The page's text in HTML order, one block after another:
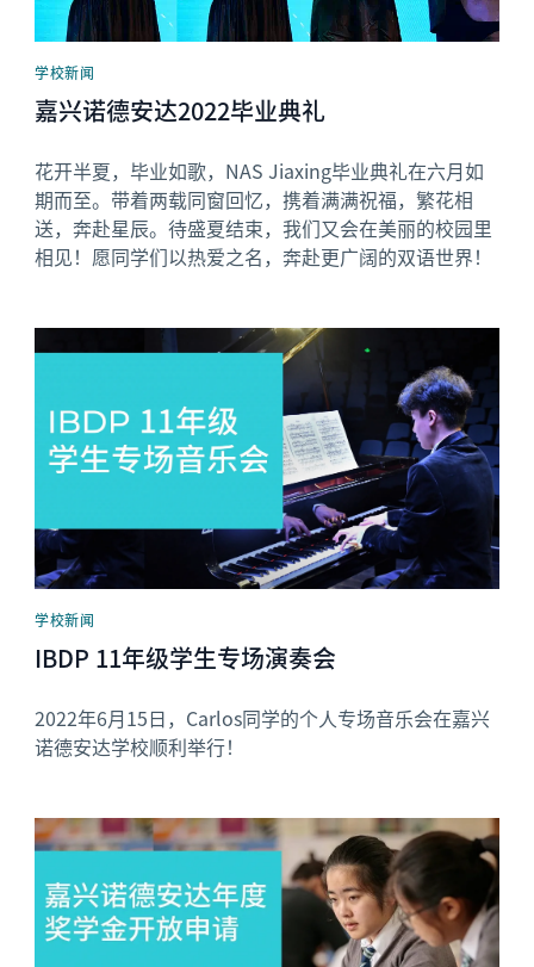
学校新闻
嘉兴诺德安达2022毕业典礼
花开半夏，毕业如歌，NAS Jiaxing毕业典礼在六月如
期而至。带着两载同窗回忆，携着满满祝福，繁花相
送，奔赴星辰。待盛夏结束，我们又会在美丽的校园里
相见！愿同学们以热爱之名，奔赴更广阔的双语世界！
学校新闻
IBDP 11年级学生专场演奏会
2022年6月15日，Carlos同学的个人专场音乐会在嘉兴
诺德安达学校顺利举行！
News image